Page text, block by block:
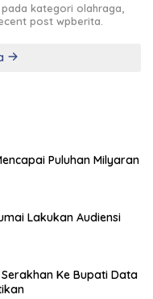
kategori olahraga,
post wpberita.
Puluhan Milyaran
Lakukan Audiensi
Ke Bupati Data